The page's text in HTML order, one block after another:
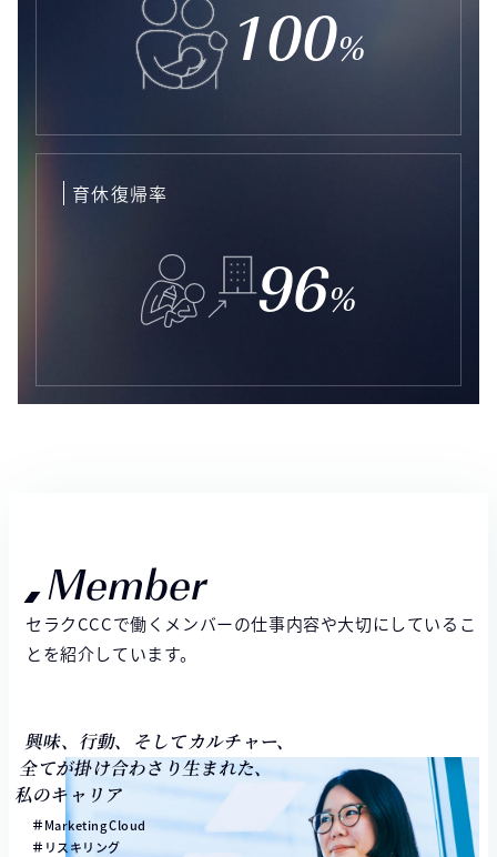
100%
育休復帰率
96%
Member
セラクCCCで働くメンバーの仕事内容や大切にしているこ
とを紹介しています。
興味、行動、そしてカルチャー、
全てが掛け合わさり生まれた、
私のキャリア
Marketing Cloud
リスキリング